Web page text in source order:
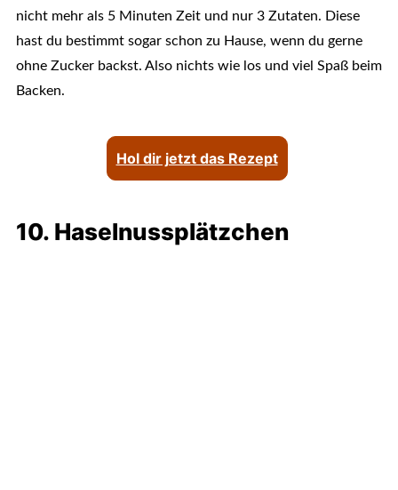
nicht mehr als 5 Minuten Zeit und nur 3 Zutaten. Diese
hast du bestimmt sogar schon zu Hause, wenn du gerne
ohne Zucker backst. Also nichts wie los und viel Spaß beim
Backen.
Hol dir jetzt das Rezept
10. Haselnussplätzchen